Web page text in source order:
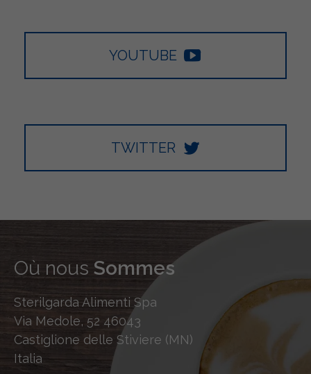
YOUTUBE
TWITTER
Où nous Sommes
Sterilgarda Alimenti Spa
Via Medole, 52 46043
Castiglione delle Stiviere (MN)
Italia